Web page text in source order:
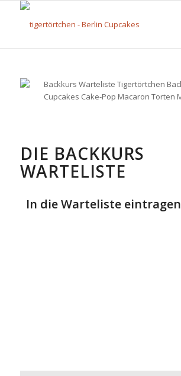
DIE BACKKURS
WARTELISTE
In die Warteliste eintragen